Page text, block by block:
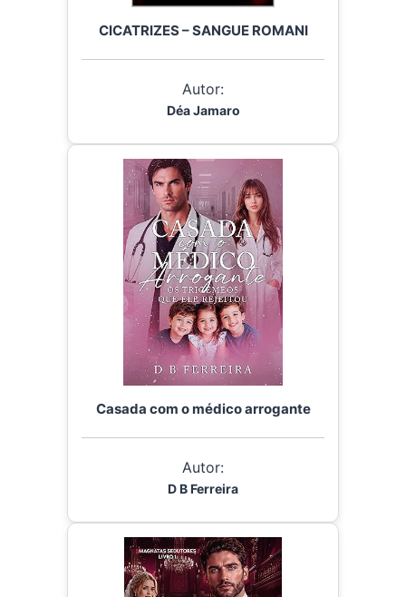
CICATRIZES – SANGUE ROMANI
Autor:
Déa Jamaro
Casada com o médico arrogante
Autor:
D B Ferreira